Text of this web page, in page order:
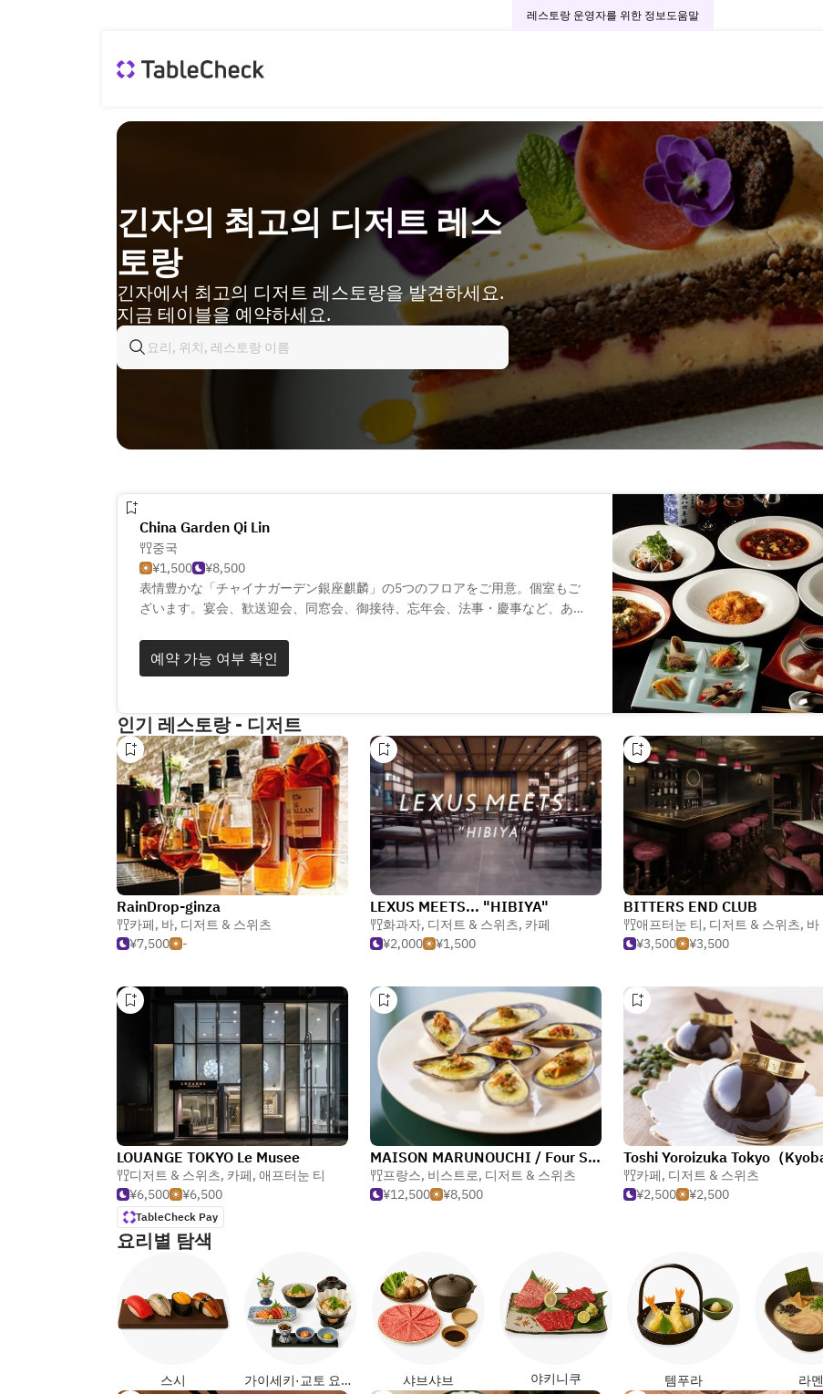
레스토랑 운영자를 위한 정보도움말
긴자의 최고의 디저트 레스
토랑
긴자에서 최고의 디저트 레스토랑을 발견하세요.
지금 테이블을 예약하세요.
China Garden Qi Lin
중국
¥1,500
¥8,500
表情豊かな「チャイナガーデン銀座麒麟」の5つのフロアをご用意。個室もご
ざいます。宴会、歓送迎会、同窓会、御接待、忘年会、法事・慶事など、あら
る、麒麟ならではの中国料理をご堪能ください。
新型コロナウイルス感染症蔓延防止の為、基本的に政府からの要請に従い営業
예약 가능 여부 확인
인기 레스토랑 - 디저트
RainDrop-ginza
카페, 바, 디저트 & 스위츠
¥7,500
-
LEXUS MEETS... "HIBIYA"
화과자, 디저트 & 스위츠, 카페
¥2,000
¥1,500
BITTERS END CLUB
애프터눈 티, 디저트 & 스위츠, 바
¥3,500
¥3,500
LOUANGE TOKYO Le Musee
디저트 & 스위츠, 카페, 애프터눈 티
¥6,500
¥6,500
TableCheck Pay
MAISON MARUNOUCHI / Four Seasons Hotel Marunouchi Tokyo
프랑스, 비스트로, 디저트 & 스위츠
¥12,500
¥8,500
카페, 디저트 & 스위츠
¥2,500
¥2,500
요리별 탐색
스시 가이세키·교토 요리 (일식) 샤브샤브 야키니쿠 템푸라 라멘